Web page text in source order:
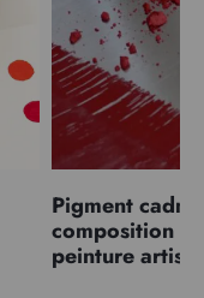
Pigment
composition
peinture